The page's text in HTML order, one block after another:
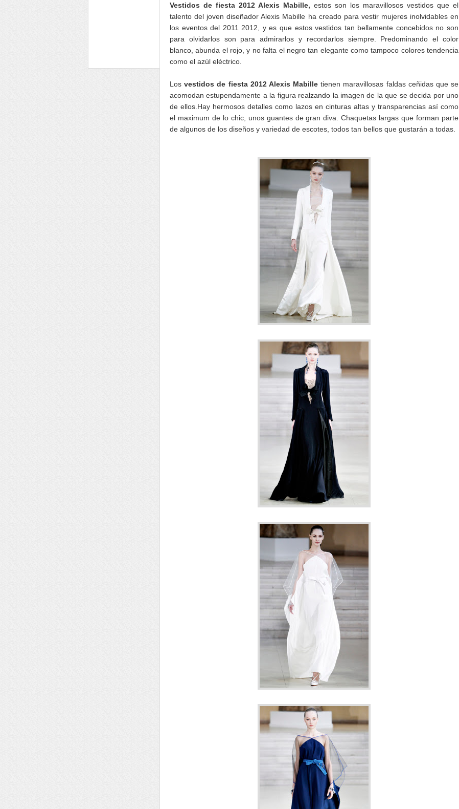
Vestidos de fiesta 2012 Alexis Mabille, estos son los maravillosos vestidos que el
talento del joven diseñador Alexis Mabille ha creado para vestir mujeres inolvidables en
los eventos del 2011 2012, y es que estos vestidos tan bellamente concebidos no son
para olvidarlos son para admirarlos y recordarlos siempre. Predominando el color
blanco, abunda el rojo, y no falta el negro tan elegante como tampoco colores tendencia
como el azúl eléctrico.
Losvestidos de fiesta 2012 Alexis Mabilletienen maravillosas faldas ceñidas que se
acomodan estupendamente a la figura realzando la imagen de la que se decida por uno
de ellos.Hay hermosos detalles como lazos en cinturas altas y transparencias así como
el maximum de lo chic, unos guantes de gran diva. Chaquetas largas que forman parte
de algunos de los diseños y variedad de escotes, todos tan bellos que gustarán a todas.